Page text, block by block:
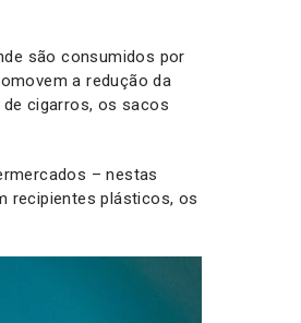
são consumidos por
a redução da
de cigarros, os sacos
– nestas
recipientes plásticos, os